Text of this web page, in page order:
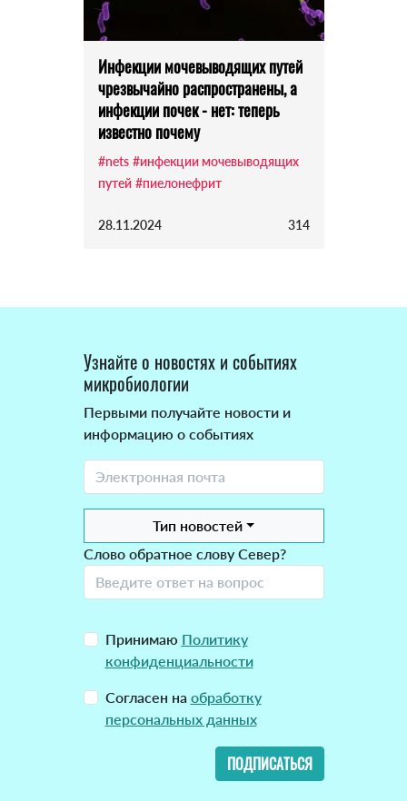
Инфекции мочевыводящих путей
чрезвычайно распространены, а
инфекции почек - нет: теперь
известно почему
#nets #инфекции мочевыводящих
путей #пиелонефрит
28.11.2024 314
Узнайте о новостях и событиях
микробиологии
Первыми получайте новости и
информацию о событиях
Тип новостей
Слово обратное слову Север?
Принимаю Политику
конфиденциальности
Согласен на обработку
персональных данных
ПОДПИСАТЬСЯ